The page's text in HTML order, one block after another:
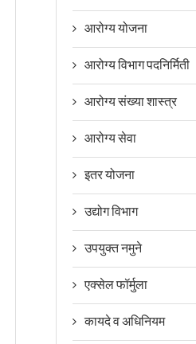
आरोग्य योजना
आरोग्य विभाग पदनिर्मिती
आरोग्य संख्या शास्त्र
आरोग्य सेवा
इतर योजना
उद्योग विभाग
उपयुक्त नमुने
एक्सेल फॉर्मुला
कायदे व अधिनियम